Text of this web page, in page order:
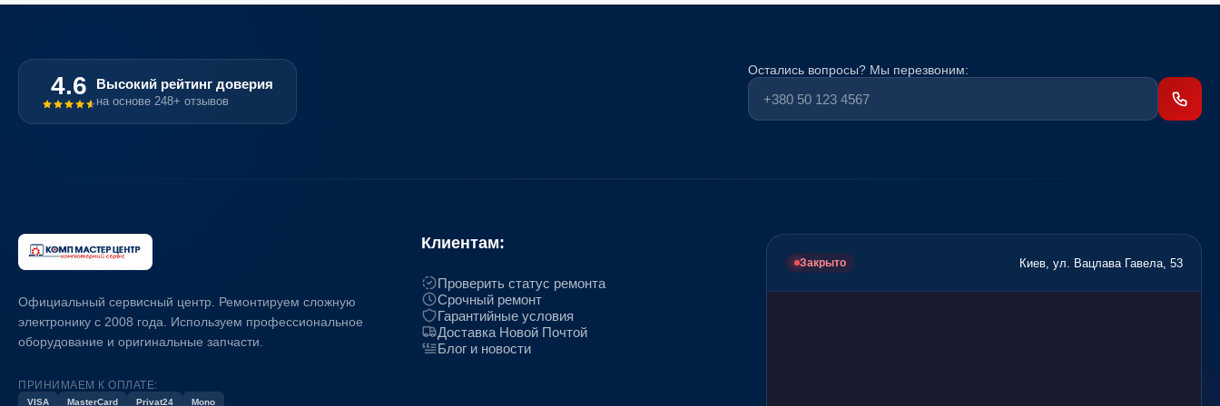
4.6 Высокий рейтинг доверия
на основе 248+ отзывов
Остались вопросы? Мы перезвоним:
Официальный сервисный центр. Ремонтируем сложную
электронику с 2008 года. Используем профессиональное
оборудование и оригинальные запчасти.
ПРИНИМАЕМ К ОПЛАТЕ:
VISA MasterCard Privat24 Mono
Клиентам:
Проверить статус ремонта
Срочный ремонт
Гарантийные условия
Доставка Новой Почтой
Блог и новости
Закрыто Киев, ул. Вацлава Гавела, 53